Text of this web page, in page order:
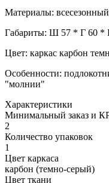
Материалы:
Габариты: Ш 57 * Г 60 *
Цвет: каркас карбон
Особенности:
"молнии"
Характеристики
Минимальный заказ и
2
Количество упаковок
1
Цвет каркаса
карбон (темно-серый)
Цвет ткани